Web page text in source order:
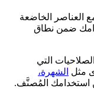
العناصر الخاضعة
ضمن نطاق
التي
مثل الشهرة،
استخدامك المُصنَّف.